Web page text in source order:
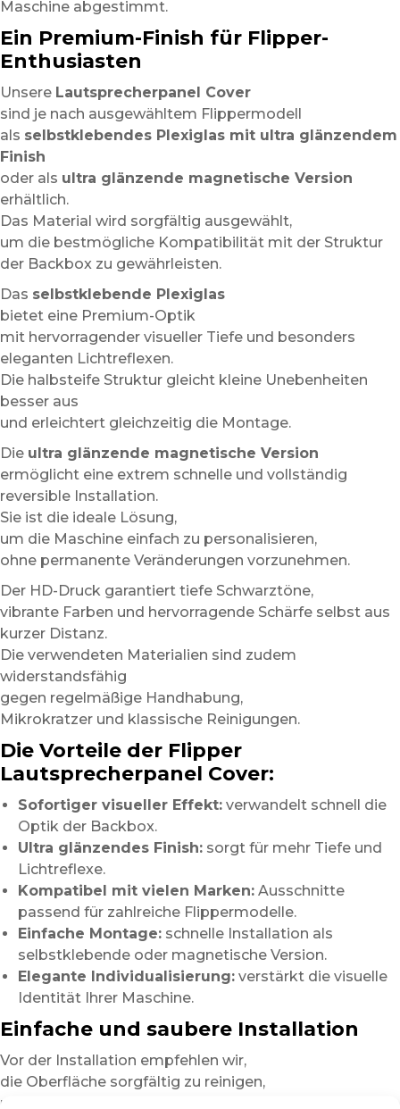
Maschine abgestimmt.
Ein Premium-Finish für Flipper-
Enthusiasten
Unsere Lautsprecherpanel Cover
sind je nach ausgewähltem Flippermodell
als selbstklebendes Plexiglas mit ultra glänzendem
Finish
oder als ultra glänzende magnetische Version
erhältlich.
Das Material wird sorgfältig ausgewählt,
um die bestmögliche Kompatibilität mit der Struktur
der Backbox zu gewährleisten.
Das selbstklebende Plexiglas
bietet eine Premium-Optik
mit hervorragender visueller Tiefe und besonders
eleganten Lichtreflexen.
Die halbsteife Struktur gleicht kleine Unebenheiten
besser aus
und erleichtert gleichzeitig die Montage.
Die ultra glänzende magnetische Version
ermöglicht eine extrem schnelle und vollständig
reversible Installation.
Sie ist die ideale Lösung,
um die Maschine einfach zu personalisieren,
ohne permanente Veränderungen vorzunehmen.
Der HD-Druck garantiert tiefe Schwarztöne,
vibrante Farben und hervorragende Schärfe selbst aus
kurzer Distanz.
Die verwendeten Materialien sind zudem
widerstandsfähig
gegen regelmäßige Handhabung,
Mikrokratzer und klassische Reinigungen.
Die Vorteile der Flipper
Lautsprecherpanel Cover:
Sofortiger visueller Effekt: verwandelt schnell die
Optik der Backbox.
Ultra glänzendes Finish: sorgt für mehr Tiefe und
Lichtreflexe.
Kompatibel mit vielen Marken: Ausschnitte
passend für zahlreiche Flippermodelle.
Einfache Montage: schnelle Installation als
selbstklebende oder magnetische Version.
Elegante Individualisierung: verstärkt die visuelle
Identität Ihrer Maschine.
Einfache und saubere Installation
Vor der Installation empfehlen wir,
die Oberfläche sorgfältig zu reinigen,
um Staub, Fettspuren oder Rückstände zu entfernen.